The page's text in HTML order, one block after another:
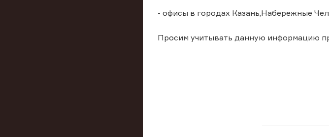
- офисы в городах Казань,Набережные
Просим учитывать данную информацию